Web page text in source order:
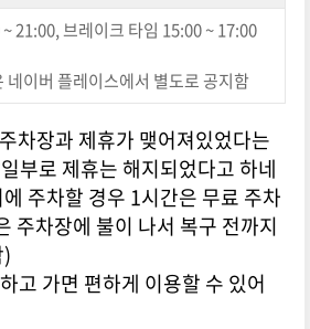
21:00, 브레이크 타임 15:00 ~ 17:00
네이버 플레이스에서 별도로 공지함
차장과 제휴가 맺어져있었다는
부로 제휴는 해지되었다고 하네
주차할 경우 1시간은 무료 주차
주차장에 불이 나서 복구 전까지
고 가면 편하게 이용할 수 있어